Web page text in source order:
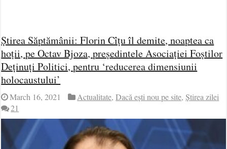
Știrea Săptămânii: Florin Cîțu îl demite, noaptea ca
hoții, pe Octav Bjoza, președintele Asociației Foștilor
Deținuți Politici, pentru ‘reducerea dimensiunii
holocaustului’
March 16, 2021 Actualitate,Dacă ești nou pe site,Știrea zilei
21